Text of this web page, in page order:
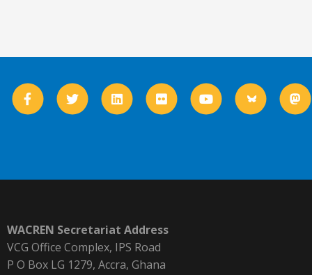
WACREN Secretariat Address
VCG Office Complex, IPS Road
P O Box LG 1279, Accra, Ghana